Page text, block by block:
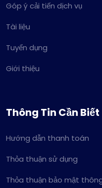
Góp ý cải tiến dịch vụ
Tài liệu
Tuyển dụng
Giới thiệu
Thông Tin Cần Biết
Hướng dẫn thanh toán
Thỏa thuận sử dụng
Thỏa thuận bảo mật